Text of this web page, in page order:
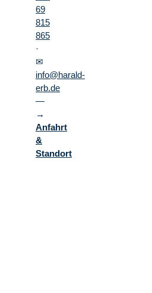
69
815
865
·
✉
info@harald-
erb.de
—
→
Anfahrt
&
Standort